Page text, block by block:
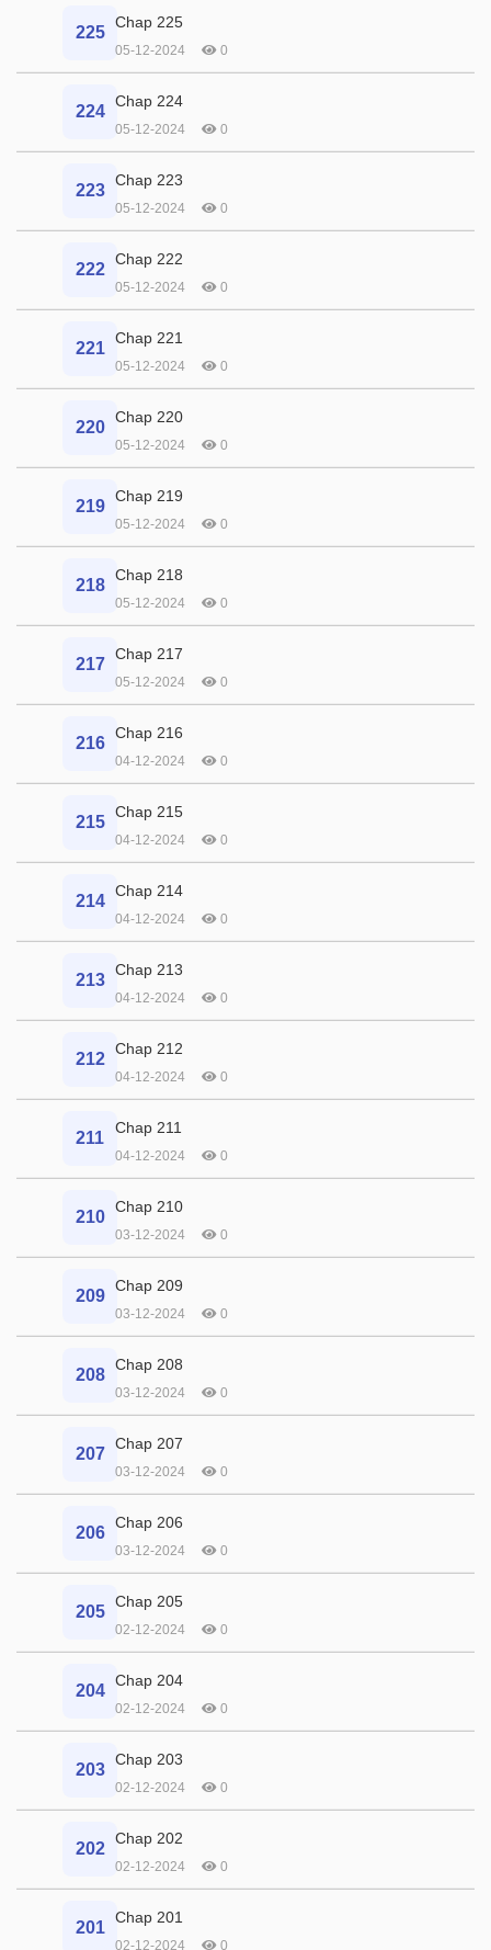
225
Chap 225
05-12-2024 0
224
Chap 224
05-12-2024 0
223
Chap 223
05-12-2024 0
222
Chap 222
05-12-2024 0
221
Chap 221
05-12-2024 0
220
Chap 220
05-12-2024 0
219
Chap 219
05-12-2024 0
218
Chap 218
05-12-2024 0
217
Chap 217
05-12-2024 0
216
Chap 216
04-12-2024 0
215
Chap 215
04-12-2024 0
214
Chap 214
04-12-2024 0
213
Chap 213
04-12-2024 0
212
Chap 212
04-12-2024 0
211
Chap 211
04-12-2024 0
210
Chap 210
03-12-2024 0
209
Chap 209
03-12-2024 0
208
Chap 208
03-12-2024 0
207
Chap 207
03-12-2024 0
206
Chap 206
03-12-2024 0
205
Chap 205
02-12-2024 0
204
Chap 204
02-12-2024 0
203
Chap 203
02-12-2024 0
202
Chap 202
02-12-2024 0
201
Chap 201
02-12-2024 0